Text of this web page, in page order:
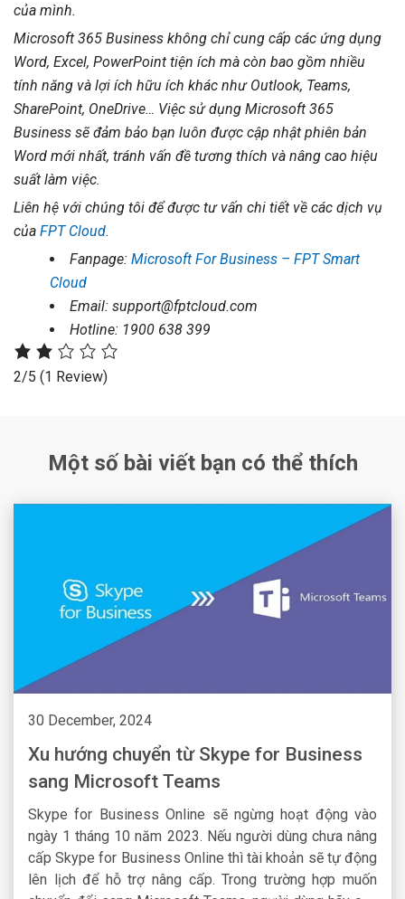
của mình.
Microsoft 365 Business không chỉ cung cấp các ứng dụng
Word, Excel, PowerPoint tiện ích mà còn bao gồm nhiều
tính năng và lợi ích hữu ích khác như Outlook, Teams,
SharePoint, OneDrive… Việc sử dụng Microsoft 365
Business sẽ đảm bảo bạn luôn được cập nhật phiên bản
Word mới nhất, tránh vấn đề tương thích và nâng cao hiệu
suất làm việc.
Liên hệ với chúng tôi để được tư vấn chi tiết về các dịch vụ
của FPT Cloud.
Fanpage: Microsoft For Business – FPT Smart
Cloud
Email: support@fptcloud.com
Hotline: 1900 638 399
2/5 (1 Review)
Một số bài viết bạn có thể thích
30 December, 2024
Xu hướng chuyển từ Skype for Business
sang Microsoft Teams
Skype for Business Online sẽ ngừng hoạt động vào
ngày 1 tháng 10 năm 2023. Nếu người dùng chưa nâng
cấp Skype for Business Online thì tài khoản sẽ tự động
lên lịch để hỗ trợ nâng cấp. Trong trường hợp muốn